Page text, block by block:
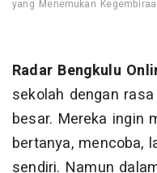
yang Menemukan
Radar Bengkulu
sekolah dengan
besar. Mereka ingin
bertanya, mencoba,
sendiri. Namun